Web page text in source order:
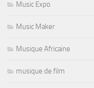
Music Expo
Music Maker
Musique Africaine
musique de film